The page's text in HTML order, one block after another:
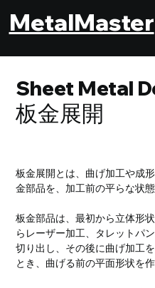
MetalMaster
Sheet Metal
板金展開
板金展開とは、曲げ加工や成
金部品を、加工前の平らな状
板金部品は、最初から立体形
らレーザー加工、タレットパ
切り出し、その後に曲げ加工
とき、曲げる前の平面形状を